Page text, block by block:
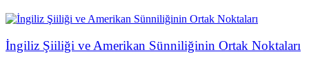
İngiliz Şiiliği ve Amerikan Sünniliğinin Ortak Noktaları